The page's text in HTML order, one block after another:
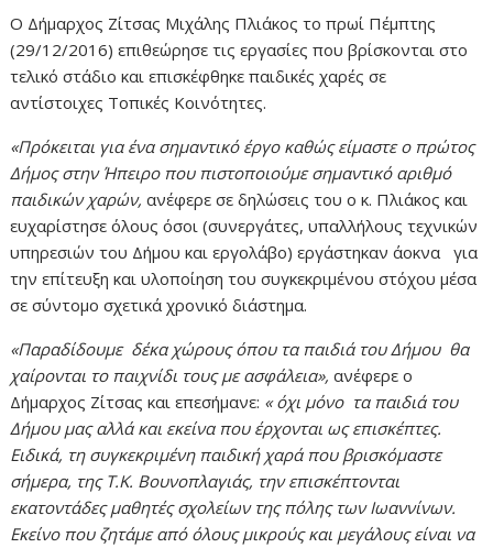
Ο Δήμαρχος Ζίτσας Μιχάλης Πλιάκος το πρωί Πέμπτης
(29/12/2016) επιθεώρησε τις εργασίες που βρίσκονται στο
τελικό στάδιο και επισκέφθηκε παιδικές χαρές σε
αντίστοιχες Τοπικές Κοινότητες.
«Πρόκειται για ένα σημαντικό έργο καθώς είμαστε ο πρώτος
Δήμος στην Ήπειρο που πιστοποιούμε σημαντικό αριθμό
παιδικών χαρών,ανέφερε σε δηλώσεις του ο κ. Πλιάκος και
ευχαρίστησε όλους όσοι (συνεργάτες, υπαλλήλους τεχνικών
υπηρεσιών του Δήμου και εργολάβο) εργάστηκαν άοκνα για
την επίτευξη και υλοποίηση του συγκεκριμένου στόχου μέσα
σε σύντομο σχετικά χρονικό διάστημα.
«Παραδίδουμε δέκα χώρους όπου τα παιδιά του Δήμου θα
χαίρονται το παιχνίδι τους με ασφάλεια», ανέφερε ο
Δήμαρχος Ζίτσας και επεσήμανε: « όχι μόνο τα παιδιά του
Δήμου μας αλλά και εκείνα που έρχονται ως επισκέπτες.
Ειδικά, τη συγκεκριμένη παιδική χαρά που βρισκόμαστε
σήμερα, της Τ.Κ. Βουνοπλαγιάς, την επισκέπτονται
εκατοντάδες μαθητές σχολείων της πόλης των Ιωαννίνων.
Εκείνο που ζητάμε από όλους μικρούς και μεγάλους είναι να